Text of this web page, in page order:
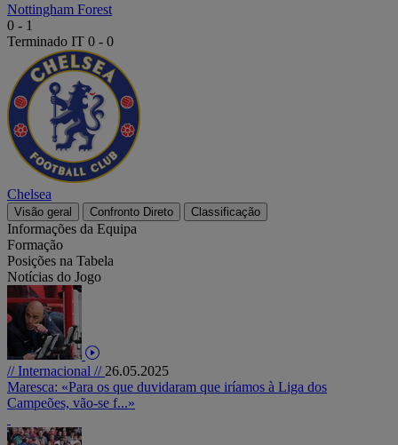
Nottingham Forest
0 - 1
Terminado IT 0 - 0
Chelsea
Visão geral Confronto Direto Classificação
Informações da Equipa
Formação
Posições na Tabela
Notícias do Jogo
// Internacional // 26.05.2025
Maresca: «Para os que duvidaram que iríamos à Liga dos
Campeões, vão-se f...»